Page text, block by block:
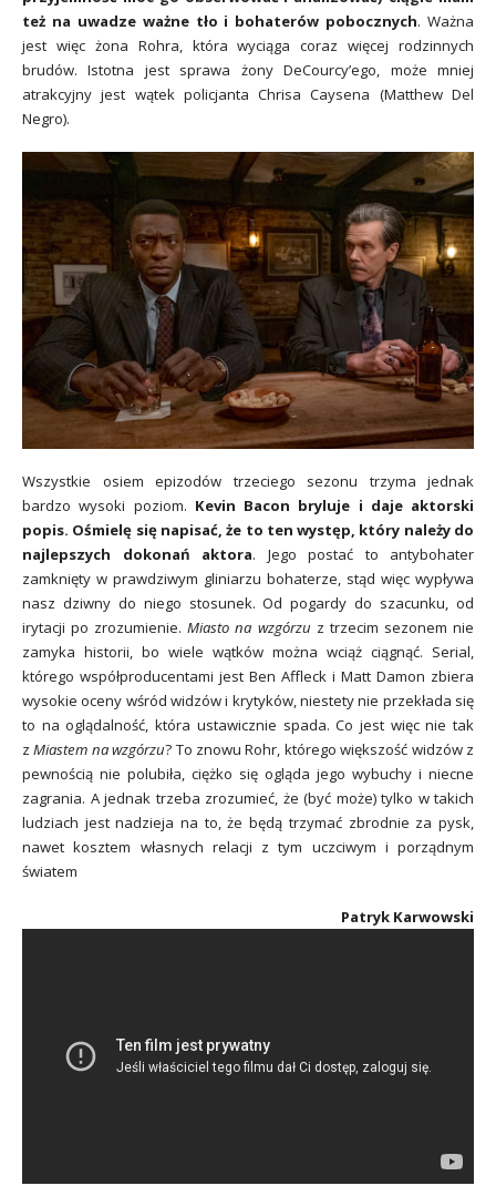
też na uwadze ważne tło i bohaterów pobocznych. Ważna
jest więc żona Rohra, która wyciąga coraz więcej rodzinnych
brudów. Istotna jest sprawa żony DeCourcy’ego, może mniej
atrakcyjny jest wątek policjanta Chrisa Caysena (Matthew Del
Negro).
Wszystkie osiem epizodów trzeciego sezonu trzyma jednak
bardzo wysoki poziom. Kevin Bacon bryluje i daje aktorski
popis. Ośmielę się napisać, że to ten występ, który należy do
najlepszych dokonań aktora. Jego postać to antybohater
zamknięty w prawdziwym gliniarzu bohaterze, stąd więc wypływa
nasz dziwny do niego stosunek. Od pogardy do szacunku, od
irytacji po zrozumienie.Miasto na wzgórzu z trzecim sezonem nie
zamyka historii, bo wiele wątków można wciąż ciągnąć. Serial,
którego współproducentami jest Ben Affleck i Matt Damon zbiera
wysokie oceny wśród widzów i krytyków, niestety nie przekłada się
to na oglądalność, która ustawicznie spada. Co jest więc nie tak
zMiastem na wzgórzu? To znowu Rohr, którego większość widzów z
pewnością nie polubiła, ciężko się ogląda jego wybuchy i niecne
zagrania. A jednak trzeba zrozumieć, że (być może) tylko w takich
ludziach jest nadzieja na to, że będą trzymać zbrodnie za pysk,
nawet kosztem własnych relacji z tym uczciwym i porządnym
światem
Patryk Karwowski